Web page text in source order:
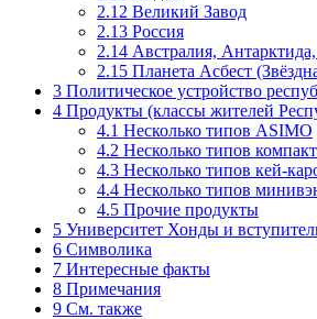
2.12 Великий Завод
2.13 Россия
2.14 Австралия,
2.15 Планета Асбест
3 Политическое устройство
4 Продукты (классы жителей
4.1 Несколько типов ASIMO
4.2 Несколько типов
4.3 Несколько типов кей-
4.4 Несколько типов
4.5 Прочие продукты
5 Университет Хонды и
6 Символика
7 Интересные факты
8 Примечания
9 См. также